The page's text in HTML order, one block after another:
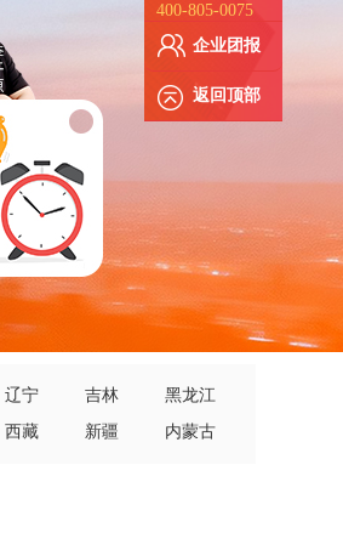
400-805-0075
企业团报
返回顶部
辽宁 吉林
黑龙江
西藏 新疆 内蒙古